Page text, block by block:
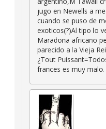
jugo en Newells a
cuando se puso de
exoticos(?)Al tipo lo
Maradona africano
parecido a la Vieja
¿Tout
frances es muy malo.